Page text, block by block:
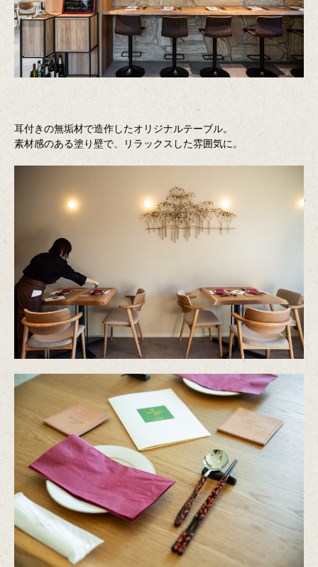
耳付きの無垢材で造作したオリジナルテーブル。
素材感のある塗り壁で、リラックスした雰囲気に。